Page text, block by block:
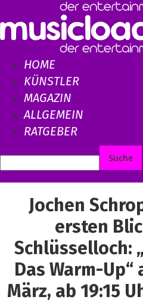
HOME
KÜNSTLER
MAGAZIN
ALLGEMEIN
RATGEBER
Jochen
ersten
Schlüsselloch:
Das Warm-Up“
März, ab 19:15